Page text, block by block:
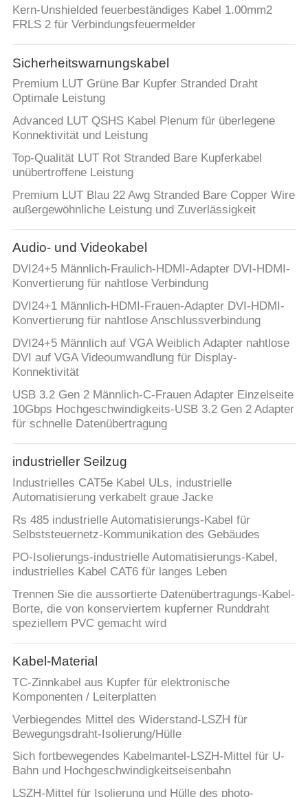
Kern-Unshielded feuerbeständiges Kabel 1.00mm2
FRLS 2 für Verbindungsfeuermelder
Sicherheitswarnungskabel
Premium LUT Grüne Bar Kupfer Stranded Draht
Optimale Leistung
Advanced LUT QSHS Kabel Plenum für überlegene
Konnektivität und Leistung
Top-Qualität LUT Rot Stranded Bare Kupferkabel
unübertroffene Leistung
Premium LUT Blau 22 Awg Stranded Bare Copper Wire
außergewöhnliche Leistung und Zuverlässigkeit
Audio- und Videokabel
DVI24+5 Männlich-Fraulich-HDMI-Adapter DVI-HDMI-
Konvertierung für nahtlose Verbindung
DVI24+1 Männlich-HDMI-Frauen-Adapter DVI-HDMI-
Konvertierung für nahtlose Anschlussverbindung
DVI24+5 Männlich auf VGA Weiblich Adapter nahtlose
DVI auf VGA Videoumwandlung für Display-
Konnektivität
USB 3.2 Gen 2 Männlich-C-Frauen Adapter Einzelseite
10Gbps Hochgeschwindigkeits-USB 3.2 Gen 2 Adapter
für schnelle Datenübertragung
industrieller Seilzug
Industrielles CAT5e Kabel ULs, industrielle
Automatisierung verkabelt graue Jacke
Rs 485 industrielle Automatisierungs-Kabel für
Selbststeuernetz-Kommunikation des Gebäudes
PO-Isolierungs-industrielle Automatisierungs-Kabel,
industrielles Kabel CAT6 für langes Leben
Trennen Sie die aussortierte Datenübertragungs-Kabel-
Borte, die von konserviertem kupferner Runddraht
speziellem PVC gemacht wird
Kabel-Material
TC-Zinnkabel aus Kupfer für elektronische
Komponenten / Leiterplatten
Verbiegendes Mittel des Widerstand-LSZH für
Bewegungsdraht-Isolierung/Hülle
Sich fortbewegendes Kabelmantel-LSZH-Mittel für U-
Bahn und Hochgeschwindigkeitseisenbahn
LSZH-Mittel für Isolierung und Hülle des photo-